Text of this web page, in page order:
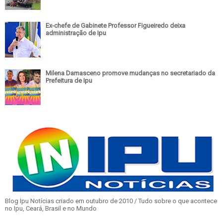
Ex-chefe de Gabinete Professor Figueiredo deixa
administração de Ipu
Milena Damasceno promove mudanças no secretariado da
Prefeitura de Ipu
Blog Ipu Notícias criado em outubro de 2010 / Tudo sobre o que acontece
no Ipu, Ceará, Brasil e no Mundo